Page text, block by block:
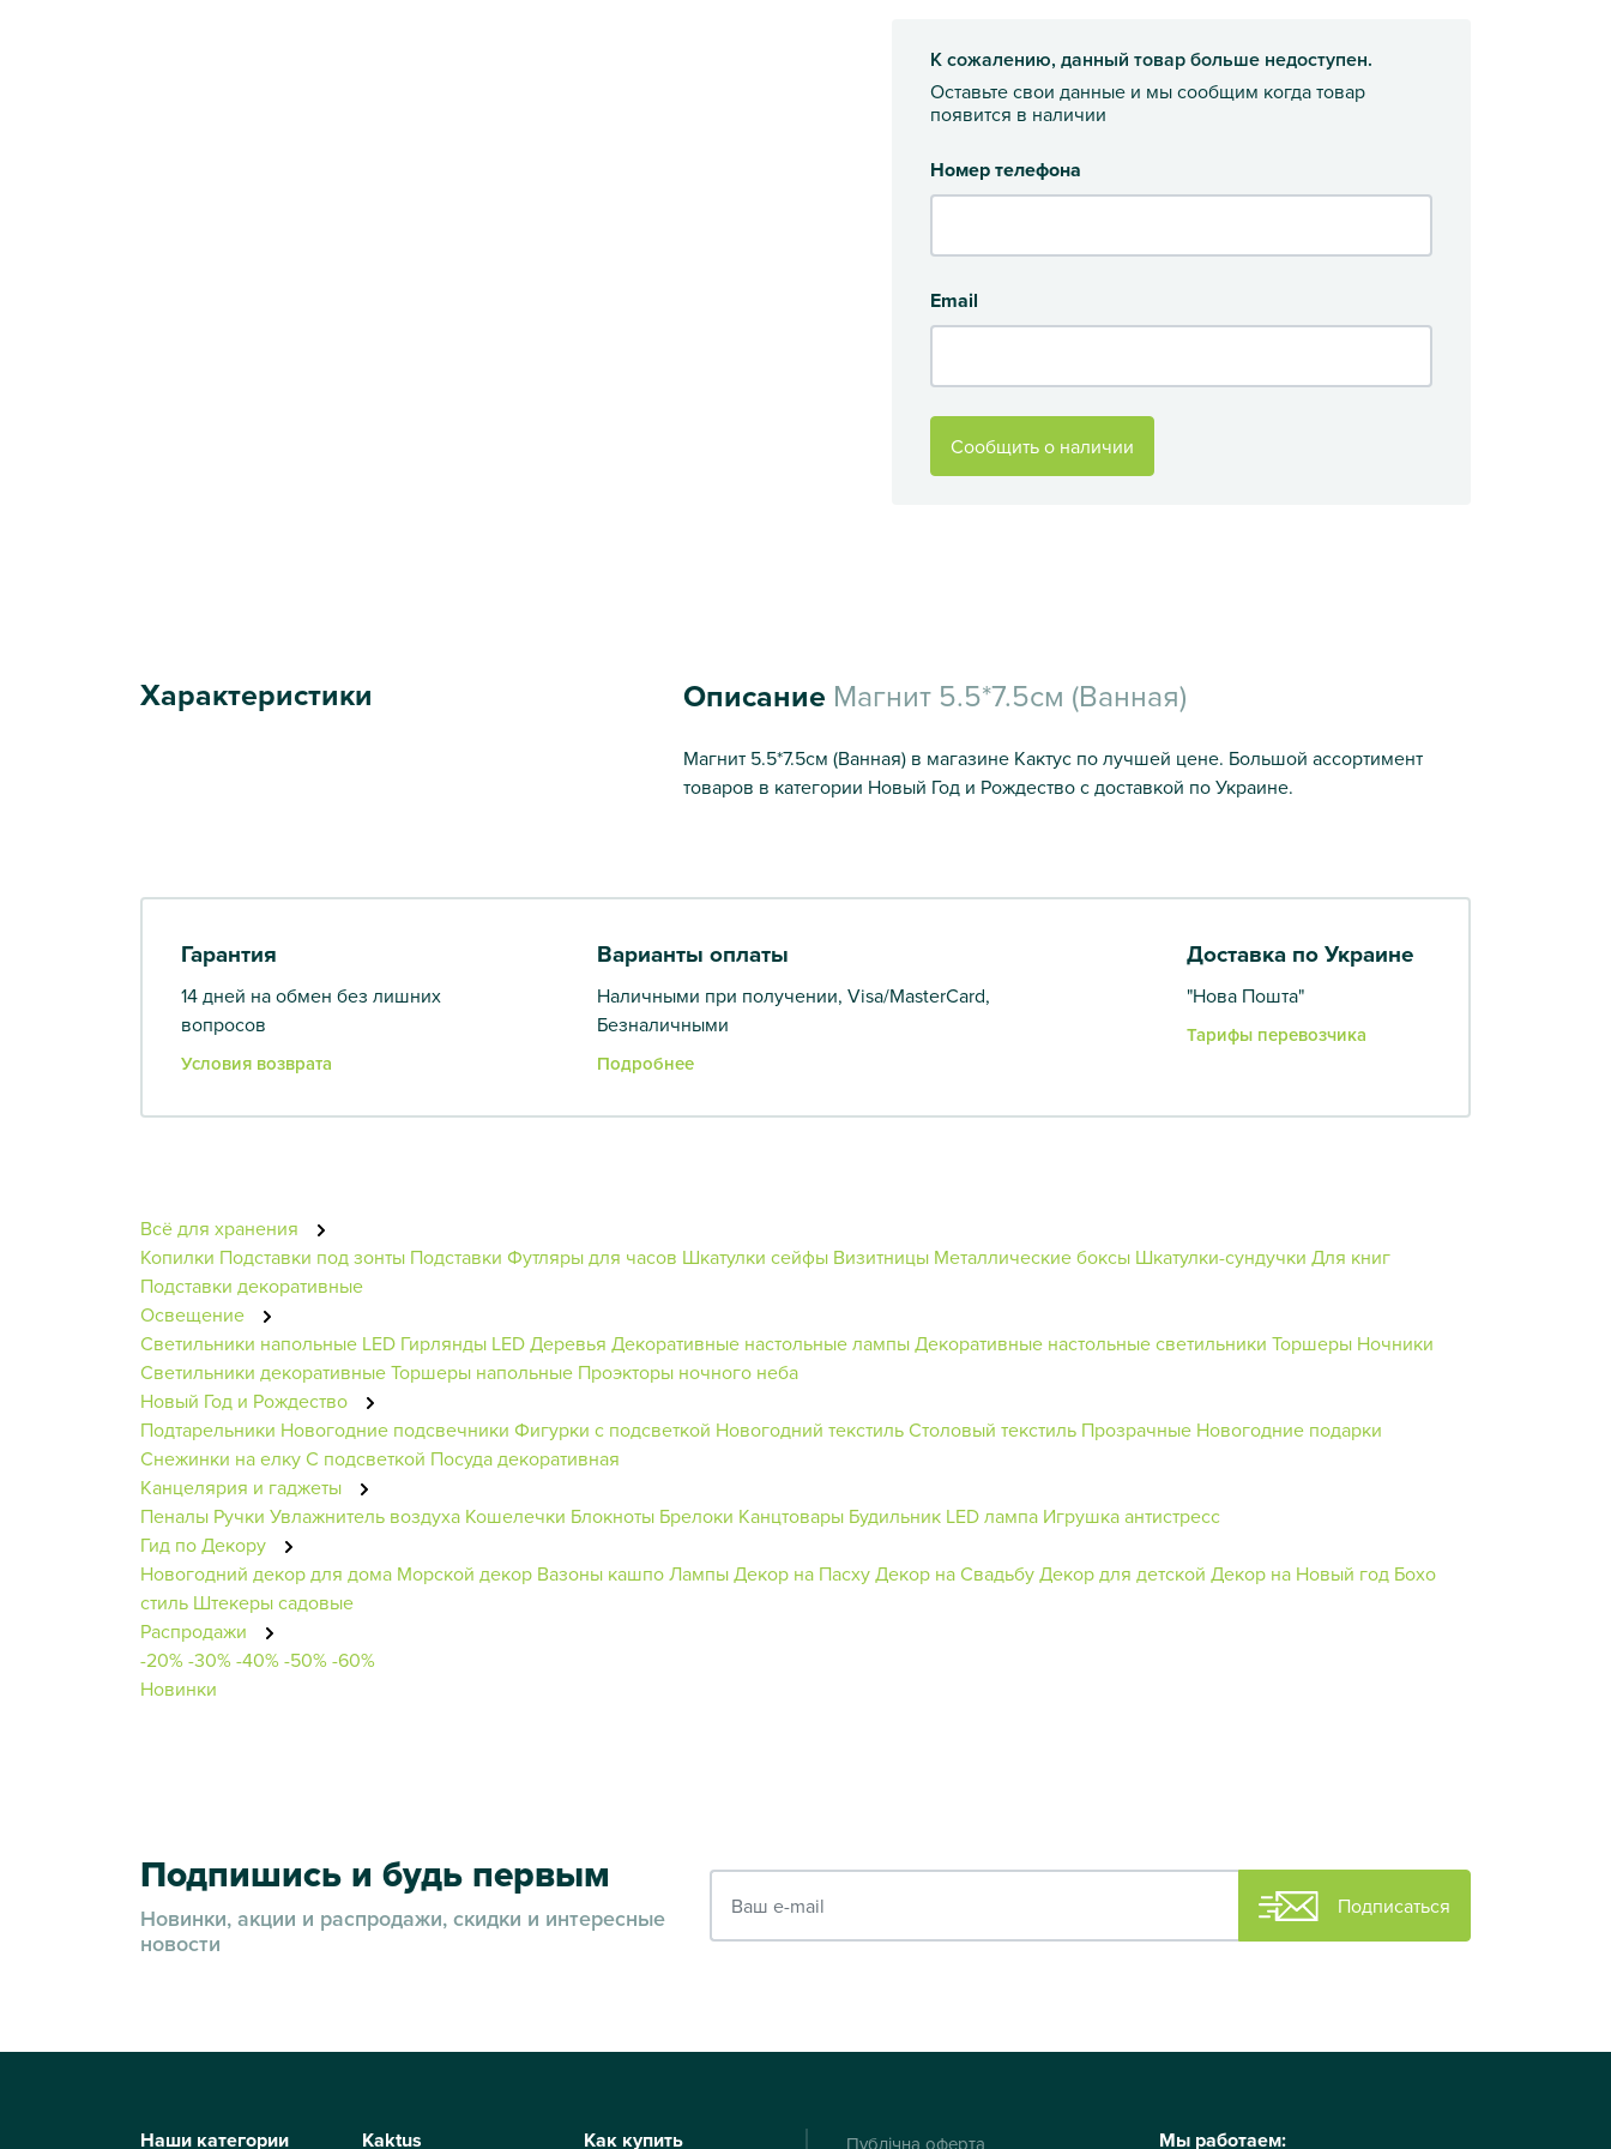
К сожалению, данный товар больше недоступен.
Оставьте свои данные и мы сообщим когда товар
появится в наличии
Номер телефона
Email
Сообщить о наличии
Характеристики Описание Магнит 5.5*7.5см (Ванная)
Магнит 5.5*7.5см (Ванная) в магазине Кактус по лучшей цене. Большой ассортимент
товаров в категории Новый Год и Рождество с доставкой по Украине.
Гарантия
14 дней на обмен без лишних
вопросов
Условия возврата
Варианты оплаты
Наличными при получении, Visa/MasterCard,
Безналичными
Подробнее
Доставка по Украине
"Нова Пошта"
Тарифы перевозчика
Всё для хранения
Копилки Подставки под зонты Подставки Футляры для часов Шкатулки сейфы Визитницы Металлические боксы Шкатулки-сундучки Для книг
Подставки декоративные
Освещение
Светильники напольные LED Гирлянды LED Деревья Декоративные настольные лампыДекоративные настольные светильники Торшеры Ночники
Светильники декоративныеТоршеры напольные Проэкторы ночного неба
Новый Год и Рождество
Подтарельники Новогодние подсвечники Фигурки с подсветкой Новогодний текстильСтоловый текстиль Прозрачные Новогодние подарки
Снежинки на елкуС подсветкой Посуда декоративная
Канцелярия и гаджеты
Пеналы Ручки Увлажнитель воздуха Кошелечки Блокноты Брелоки Канцтовары Будильник LED лампа Игрушка антистресс
Гид по Декору
Новогодний декор для дома Морской декор Вазоны кашпоЛампыДекор на ПасхуДекор на СвадьбуДекор для детской Декор на Новый год Бохо
стиль Штекеры садовые
Распродажи
-20%-30%-40%-50%-60%
Новинки
Подпишись и будь первым
Новинки, акции и распродажи, скидки и интересные
новости
Подписаться
Наши категории Kaktus Как купить Публічна оферта Мы работаем: